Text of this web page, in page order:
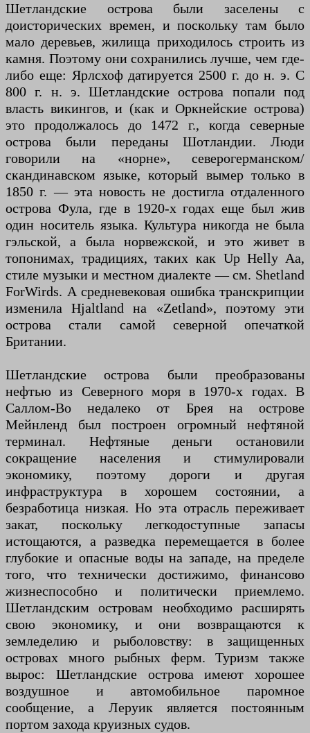
Шетландские острова были заселены с
доисторических времен, и поскольку там было
мало деревьев, жилища приходилось строить из
камня. Поэтому они сохранились лучше, чем где-
либо еще: Ярлсхоф датируется 2500 г. до н. э. С
800 г. н. э. Шетландские острова попали под
власть викингов, и (как и Оркнейские острова)
это продолжалось до 1472 г., когда северные
острова были переданы Шотландии. Люди
говорили на «норне», северогерманском/
скандинавском языке, который вымер только в
1850 г. — эта новость не достигла отдаленного
острова Фула, где в 1920-х годах еще был жив
один носитель языка. Культура никогда не была
гэльской, а была норвежской, и это живет в
топонимах, традициях, таких как Up Helly Aa,
стиле музыки и местном диалекте — см. Shetland
ForWirds. А средневековая ошибка транскрипции
изменила Hjaltland на «Zetland», поэтому эти
острова стали самой северной опечаткой
Британии.
Шетландские острова были преобразованы
нефтью из Северного моря в 1970-х годах. В
Саллом-Во недалеко от Брея на острове
Мейнленд был построен огромный нефтяной
терминал. Нефтяные деньги остановили
сокращение населения и стимулировали
экономику, поэтому дороги и другая
инфраструктура в хорошем состоянии, а
безработица низкая. Но эта отрасль переживает
закат, поскольку легкодоступные запасы
истощаются, а разведка перемещается в более
глубокие и опасные воды на западе, на пределе
того, что технически достижимо, финансово
жизнеспособно и политически приемлемо.
Шетландским островам необходимо расширять
свою экономику, и они возвращаются к
земледелию и рыболовству: в защищенных
островах много рыбных ферм. Туризм также
вырос: Шетландские острова имеют хорошее
воздушное и автомобильное паромное
сообщение, а Леруик является постоянным
портом захода круизных судов.